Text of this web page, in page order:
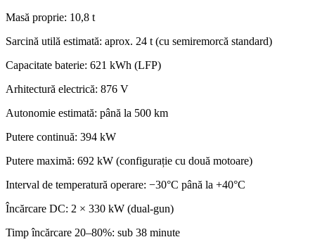
Masă proprie: 10,8 t
Sarcină utilă estimată: aprox. 24 t (cu semiremorcă standard)
Capacitate baterie: 621 kWh (LFP)
Arhitectură electrică: 876 V
Autonomie estimată: până la 500 km
Putere continuă: 394 kW
Putere maximă: 692 kW (configurație cu două motoare)
Interval de temperatură operare: −30°C până la +40°C
Încărcare DC: 2 × 330 kW (dual-gun)
Timp încărcare 20–80%: sub 38 minute